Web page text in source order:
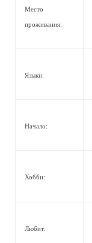
Место
проживания:
Языки:
Начало:
Хобби:
Любит: